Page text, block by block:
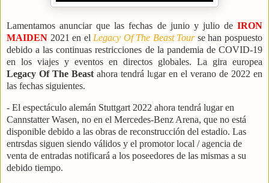
Lamentamos anunciar que las fechas de junio y julio de IRON
MAIDEN 2021 en el Legacy Of The Beast Tourse han pospuesto
debido a las continuas restricciones de la pandemia de COVID-19
en los viajes y eventos en directos globales. La gira europea
Legacy Of The Beastahora tendrá lugar en el verano de 2022 en
las fechas siguientes.
- El espectáculo alemán Stuttgart 2022 ahora tendrá lugar en
Cannstatter Wasen, no en el Mercedes-Benz Arena, que no está
disponible debido a las obras de reconstrucción del estadio. Las
entrsdas siguen siendo válidos y el promotor local / agencia de
venta de entradas notificará a los poseedores de las mismas a su
debido tiempo.